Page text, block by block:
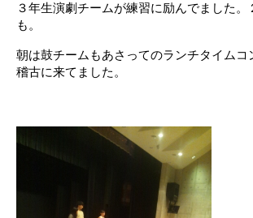
３年生演劇チームが練習に励んでました。
も。
朝は鼓チームもあさってのランチタイムコ
稽古に来てました。